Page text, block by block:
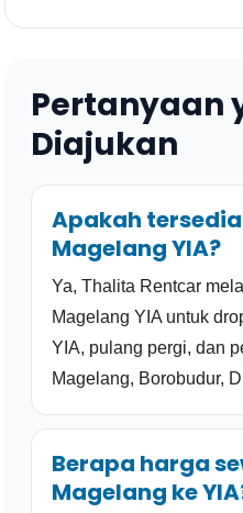
Pertanyaan
Diajukan
Apakah
Magelang YIA?
Ya, Thalita Rentcar
Magelang YIA untuk
YIA, pulang pergi, dan
Magelang, Borobudur,
Berapa harga
Magelang ke